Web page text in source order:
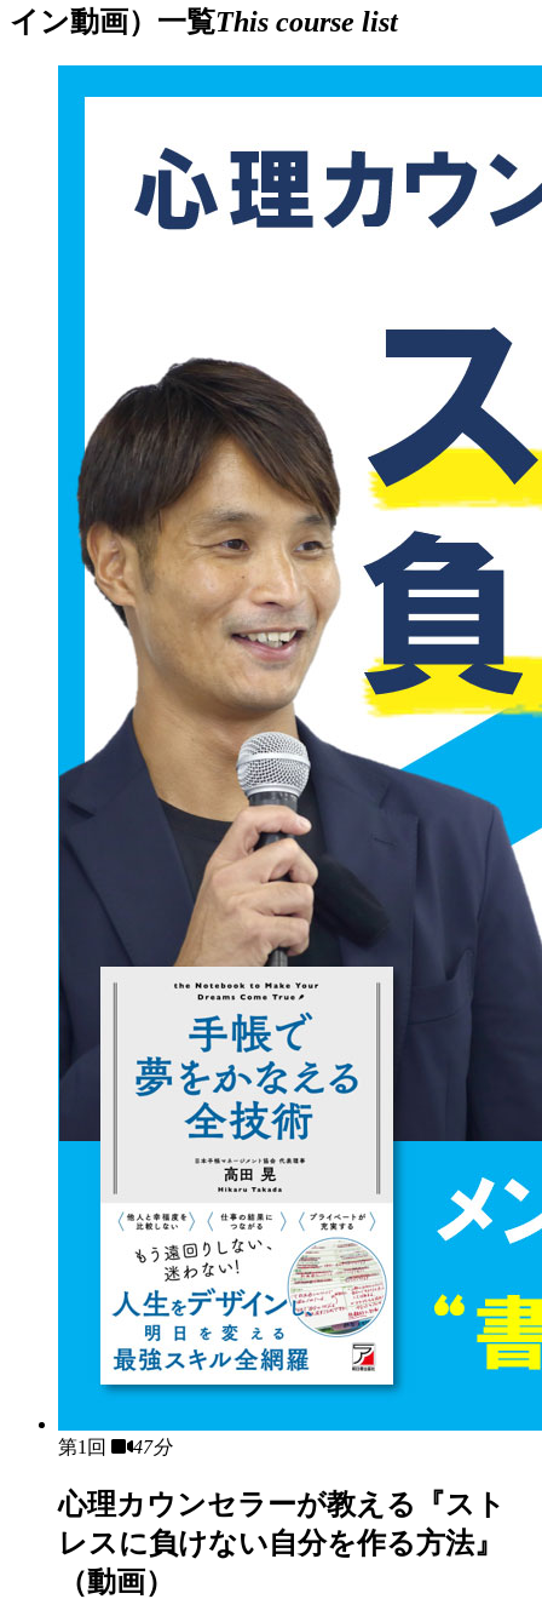
イン動画）一覧This course list
第1回 47分
心理カウンセラーが教える『スト
レスに負けない自分を作る方法』
（動画）